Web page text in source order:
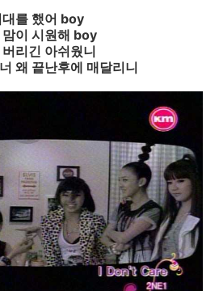
대를 했어 boy
이 시원해 boy
리긴 아쉬웠니
왜 끝난후에 매달리니